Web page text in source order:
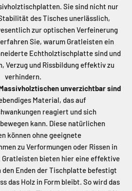
Sie sind nicht nur
des Tisches unerlässlich,
zur optischen Verfeinerung
Sie, warum Gratleisten ein
Echtholztischplatte sind und
Verzug und Rissbildung effektiv zu
verhindern.
unverzichtbar sind
Material, das auf
reagiert und sich
kann. Diese natürlichen
können ohne geeignete
zu Verformungen oder Rissen in
bieten hier eine effektive
den Enden der Tischplatte befestigt
das Holz in Form bleibt. So wird das